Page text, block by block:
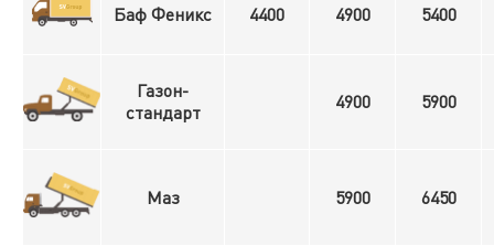
Баф Феникс 4400 4900 5400
Газон-
стандарт
4900 5900
Маз 5900 6450